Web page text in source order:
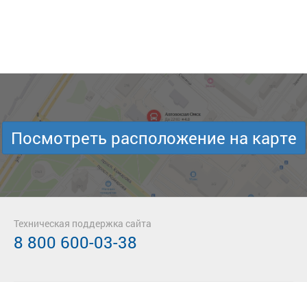
Посмотреть расположение на карте
Техническая поддержка сайта
8 800 600-03-38